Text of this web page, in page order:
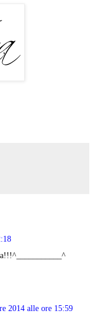
2014 alle ore 15:59